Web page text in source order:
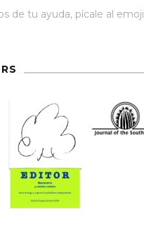
de tu ayuda, pícale al emoji